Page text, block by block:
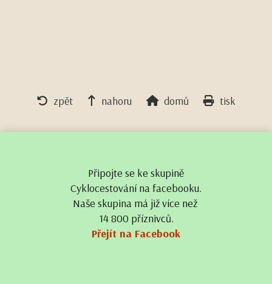
zpět nahoru domů tisk
Připojte se ke skupině
Cyklocestování na facebooku.
Naše skupina má již více než
14 800 příznivců.
Přejít na Facebook